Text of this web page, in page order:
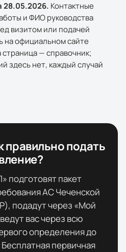
28.05.2026. Контактные
и ФИО руководства
визитом или подачей
на официальном сайте
страница — справочник;
здесь нет, каждый случай
правильно подать
подготовят пакет
АС Чеченской
, подадут через «Мой
вас через всю
определения до
первичная